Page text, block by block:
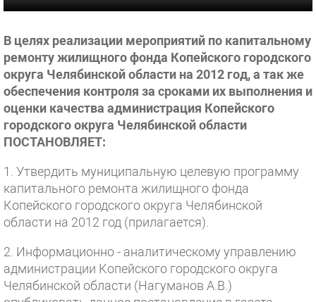
В целях реализации мероприятий по капитальному
ремонту жилищного фонда Копейского городского
округа Челябинской области на 2012 год, а так же
обеспечения контроля за сроками их выполнения и
оценки качества администрация Копейского
городского округа Челябинской области
ПОСТАНОВЛЯЕТ:
1. Утвердить муниципальную целевую программу
капитального ремонта жилищного фонда
Копейского городского округа Челябинской
области на 2012 год (прилагается).
2. Информационно - аналитическому управлению
администрации Копейского городского округа
Челябинской области (Нагуманов А.В.)